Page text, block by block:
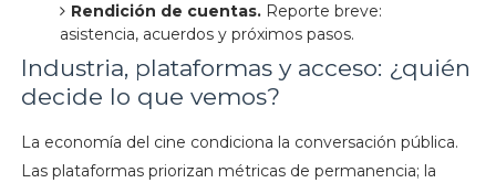
Rendición de cuentas.Reporte breve:
asistencia, acuerdos y próximos pasos.
Industria, plataformas y acceso: ¿quién
decide lo que vemos?
La economía del cine condiciona la conversación pública.
Las plataformas priorizan métricas de permanencia; la